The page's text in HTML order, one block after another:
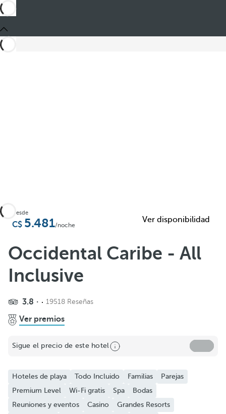
Añadir a favoritos
Ver más fotos y videos
Desde
5.481/noche
Ver disponibilidad
Occidental Caribe - All
Inclusive
3.8 19518 Reseñas
Ver premios
Sigue el precio de este hotel
Hoteles de playa Todo Incluido Familias
Parejas
Premium Level
Wi-Fi gratis Spa
Bodas
Reuniones y eventos
Casino
Grandes Resorts